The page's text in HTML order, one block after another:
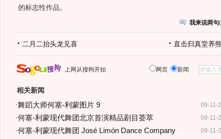
的标志性作品。
我来说两句(
二月二抬头龙见喜 直击归真堂养
上网从搜狗开始 网页 新闻
相关新闻
09-11-
·舞蹈大师何塞-利蒙图片 9
09-11-
·何塞-利蒙现代舞团北京首演精品剧目荟萃
09-11-
·何塞-利蒙现代舞团 José Limón Dance Company